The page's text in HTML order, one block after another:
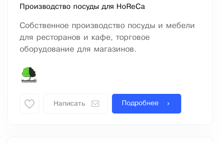
Производство посуды для HoReCa
Собственное производство посуды и мебели
для ресторанов и кафе, торговое
оборудование для магазинов.
Написать Подробнее